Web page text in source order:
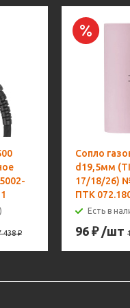
438₽
Сопло
d19,5мм
17/18/26)
ПТК
Есть в
96 ₽ /шт